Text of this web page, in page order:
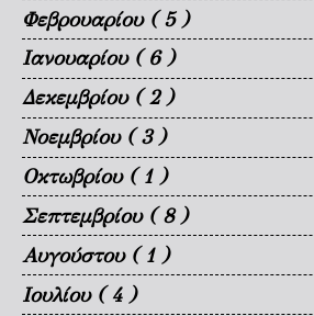
Φεβρουαρίου ( 5 )
Ιανουαρίου ( 6 )
Δεκεμβρίου ( 2 )
Νοεμβρίου ( 3 )
Οκτωβρίου ( 1 )
Σεπτεμβρίου ( 8 )
Αυγούστου ( 1 )
Ιουλίου ( 4 )